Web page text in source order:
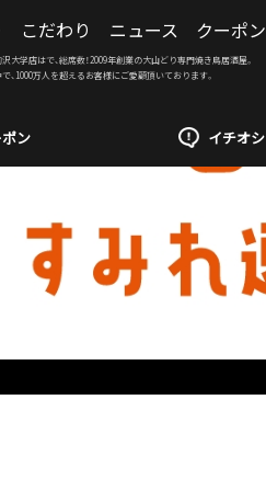
こだわり ニュース クーポン
大学店はで、総席数！2009年創業の大山どり専門焼き鳥居酒屋。
、1000万人を超えるお客様にご愛顧頂いております。
ン イチオシ